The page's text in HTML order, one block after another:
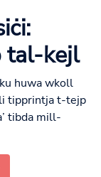
tal-kejl
huwa wkoll
tipprintja t-tejp
tibda mill-